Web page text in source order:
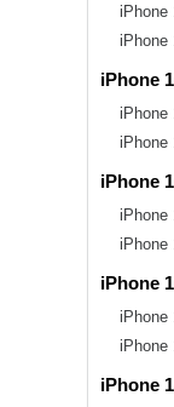
iPhone
iPhone
iPhone
iPhone
iPhone
iPhone
iPhone
iPhone
iPhone
iPhone
iPhone
iPhone